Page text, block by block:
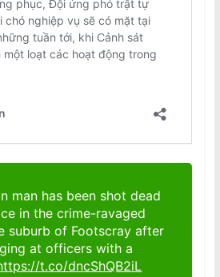
man has been shot dead
in the crime-ravaged
suburb of Footscray after
at officers with a
t.co/dncShQB2iL